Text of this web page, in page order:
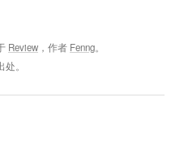
Review ，作者 Fenng。
。